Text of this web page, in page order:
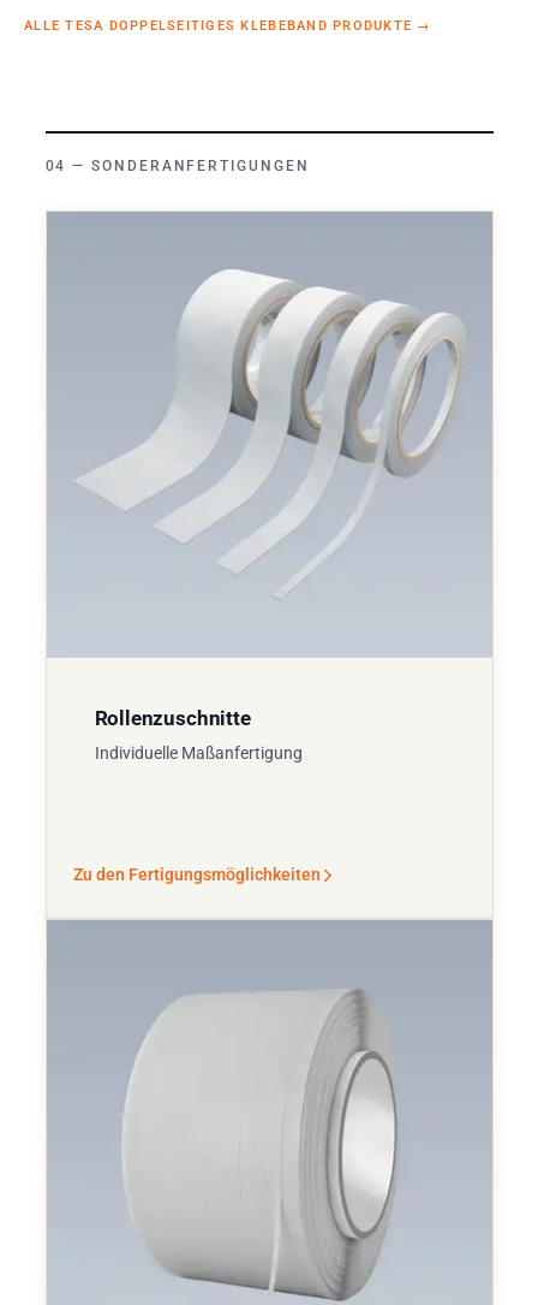
ALLE TESA DOPPELSEITIGES KLEBEBAND PRODUKTE →
SONDERANFERTIGUNGEN
Rollenzuschnitte
Individuelle Maßanfertigung
Zu den Fertigungsmöglichkeiten